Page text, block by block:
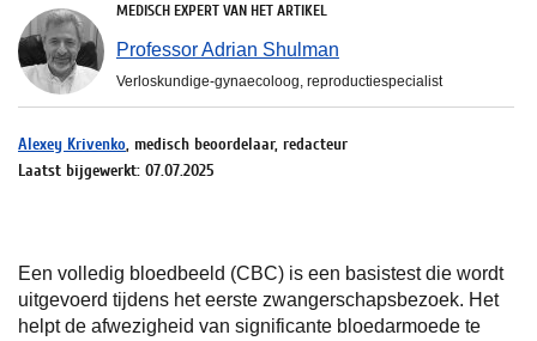
MEDISCH EXPERT VAN HET ARTIKEL
Professor Adrian Shulman
Verloskundige-gynaecoloog, reproductiespecialist
Alexey Krivenko, medisch beoordelaar, redacteur
Laatst bijgewerkt: 07.07.2025
Een volledig bloedbeeld (CBC) is een basistest die wordt
uitgevoerd tijdens het eerste zwangerschapsbezoek. Het
helpt de afwezigheid van significante bloedarmoede te